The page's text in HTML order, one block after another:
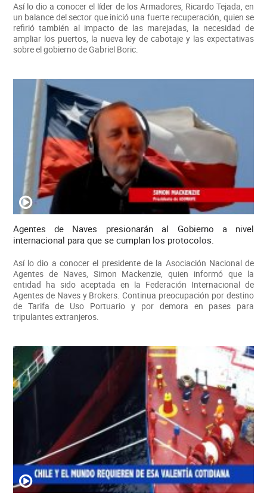
Así lo dio a conocer el líder de los Armadores, Ricardo Tejada, en
un balance del sector que inició una fuerte recuperación, quien se
refirió también al impacto de las marejadas, la necesidad de
ampliar los puertos, la nueva ley de cabotaje y las expectativas
sobre el gobierno de Gabriel Boric.
Agentes de Naves presionarán al Gobierno a nivel
internacional para que se cumplan los protocolos.
Así lo dio a conocer el presidente de la Asociación Nacional de
Agentes de Naves, Simon Mackenzie, quien informó que la
entidad ha sido aceptada en la Federación Internacional de
Agentes de Naves y Brokers. Continua preocupación por destino
de Tarifa de Uso Portuario y por demora en pases para
tripulantes extranjeros.